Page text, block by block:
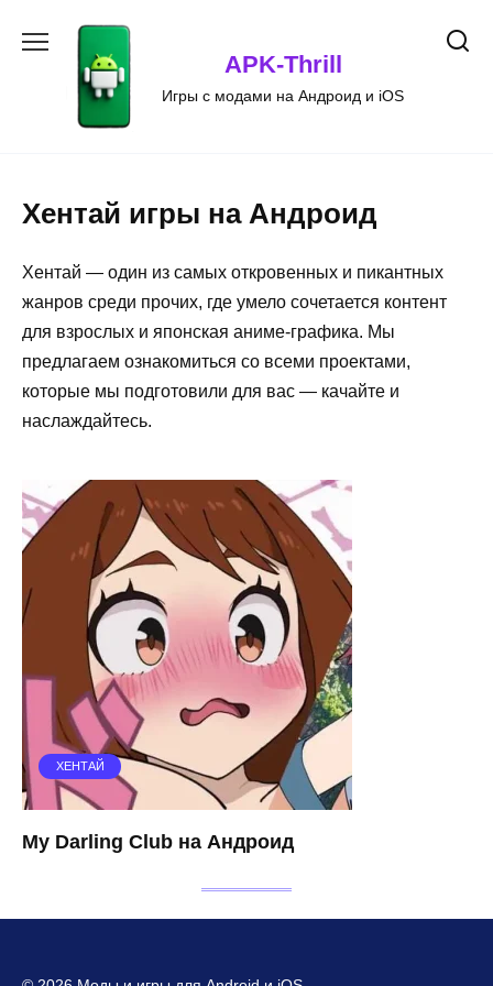
содержанию
APK-Thrill
Игры с модами на Андроид и iOS
Хентай игры на Андроид
Хентай — один из самых откровенных и пикантных
жанров среди прочих, где умело сочетается контент
для взрослых и японская аниме-графика. Мы
предлагаем ознакомиться со всеми проектами,
которые мы подготовили для вас — качайте и
наслаждайтесь.
ХЕНТАЙ
My Darling Club на Андроид